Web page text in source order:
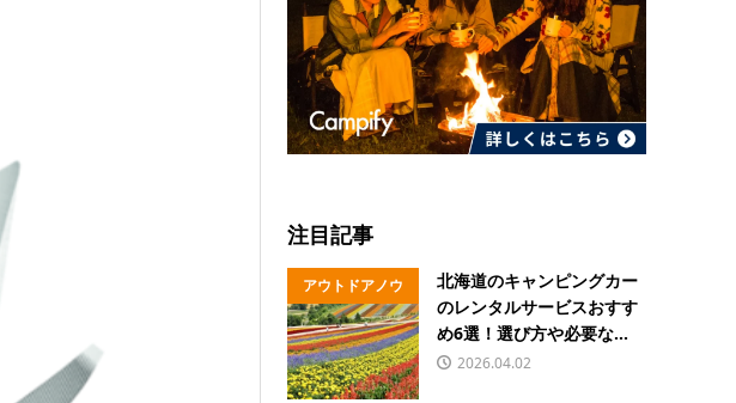
注目記事
アウトドアノウ
ハウ
北海道のキャンピングカー
のレンタルサービスおすす
め6選！選び方や必要な...
2026.04.02